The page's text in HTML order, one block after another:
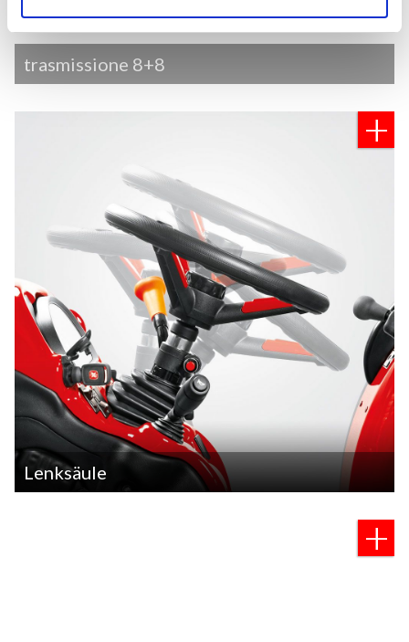
trasmissione 8+8
Lenksäule